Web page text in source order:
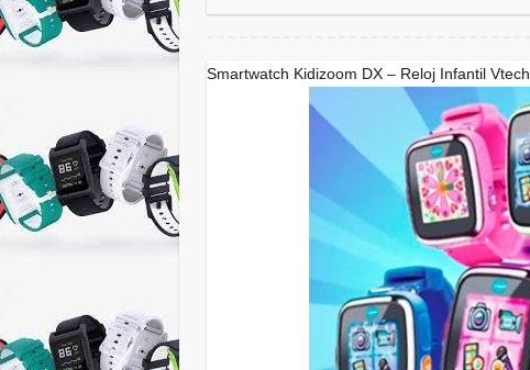
Smartwatch Kidizoom DX – Reloj Infantil Vtech